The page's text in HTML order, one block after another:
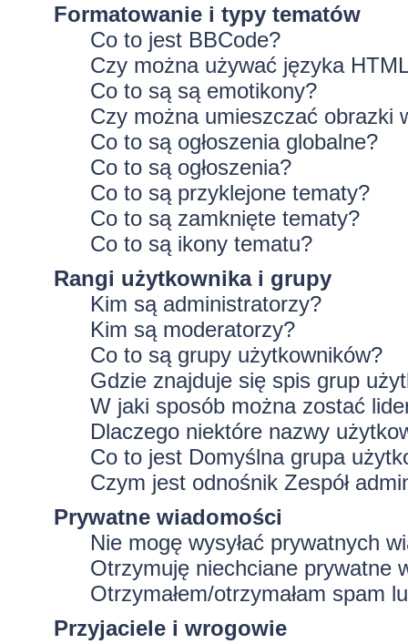
Formatowanie i typy tematów
Co to jest BBCode?
Czy można używać języka
Co to są są emotikony?
Czy można umieszczać obrazki
Co to są ogłoszenia globalne?
Co to są ogłoszenia?
Co to są przyklejone tematy?
Co to są zamknięte tematy?
Co to są ikony tematu?
Rangi użytkownika i grupy
Kim są administratorzy?
Kim są moderatorzy?
Co to są grupy użytkowników?
Gdzie znajduje się spis grup
W jaki sposób można zostać
Dlaczego niektóre nazwy
Co to jest Domyślna grupa
Czym jest odnośnik Zespół
Prywatne wiadomości
Nie mogę wysyłać prywatnych
Otrzymuję niechciane prywatne
Otrzymałem/otrzymałam spam
Przyjaciele i wrogowie